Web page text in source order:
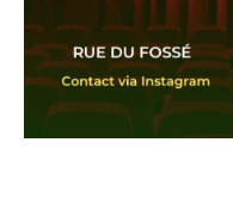
APPRENTISSAGE
APPLIS